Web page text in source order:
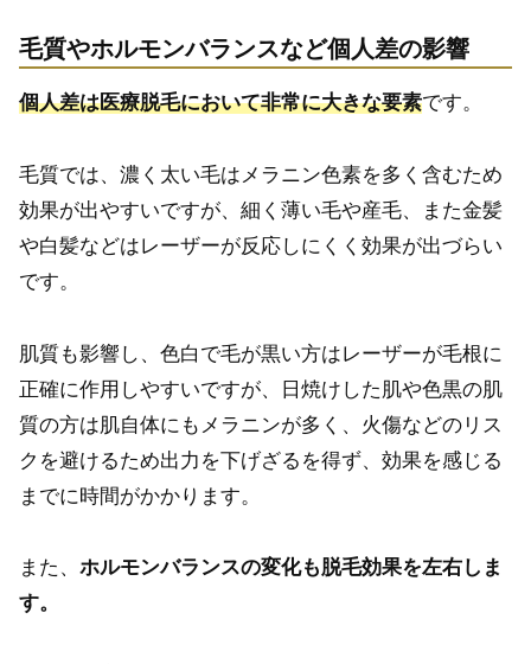
毛質やホルモンバランスなど個人差の影響
個人差は医療脱毛において非常に大きな要素です。
毛質では、濃く太い毛はメラニン色素を多く含むため
効果が出やすいですが、細く薄い毛や産毛、また金髪
や白髪などはレーザーが反応しにくく効果が出づらい
です。
肌質も影響し、色白で毛が黒い方はレーザーが毛根に
正確に作用しやすいですが、日焼けした肌や色黒の肌
質の方は肌自体にもメラニンが多く、火傷などのリス
クを避けるため出力を下げざるを得ず、効果を感じる
までに時間がかかります。
また、 ホルモンバランスの変化も脱毛効果を左右しま
す。